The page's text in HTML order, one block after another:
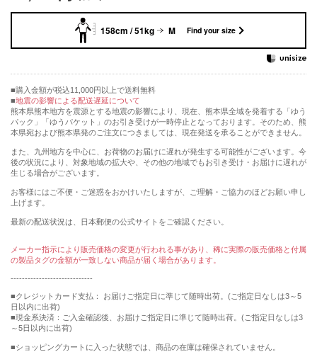
158cm / 51kg M Find your size
購入金額が税込11,000円以上で送料無料
地震の影響による配送遅延について
熊本県熊本地方を震源とする地震の影響により、現在、熊本県全域を発着する「ゆう
パック」「ゆうパケット」のお引き受けが一時停止となっております。そのため、熊
本県宛および熊本県発のご注文につきましては、現在発送を承ることができません。
また、九州地方を中心に、お荷物のお届けに遅れが発生する可能性がございます。今
後の状況により、対象地域の拡大や、その他の地域でもお引き受け・お届けに遅れが
生じる場合がございます。
お客様にはご不便・ご迷惑をおかけいたしますが、ご理解・ご協力のほどお願い申し
上げます。
最新の配送状況は、日本郵便の公式サイトをご確認ください。
メーカー指示により販売価格の変更が行われる事があり、稀に実際の販売価格と付属
の製品タグの金額が一致しない商品が届く場合があります。
-----------------------------
■クレジットカード支払： お届けご指定日に準じて随時出荷。(ご指定日なしは3～5
日以内に出荷)
■現金系決済：ご入金確認後、お届けご指定日に準じて随時出荷。(ご指定日なしは3
～5日以内に出荷)
■ショッピングカートに入った状態では、商品の在庫は確保されていません。